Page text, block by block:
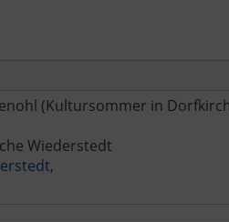
(Kultursommer in
Wiederstedt
,